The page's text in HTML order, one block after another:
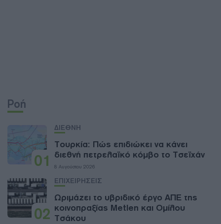
Ροή
01
ΔΙΕΘΝΗ
Τουρκία: Πώς επιδιώκει να κάνει
διεθνή πετρελαϊκό κόμβο το Τσεϊχάν
8 Αυγούστου 2026
02
ΕΠΙΧΕΙΡΗΣΕΙΣ
Ωριμάζει το υβριδικό έργο ΑΠΕ της
κοινοπραξίας Metlen και Ομίλου
Τσάκου